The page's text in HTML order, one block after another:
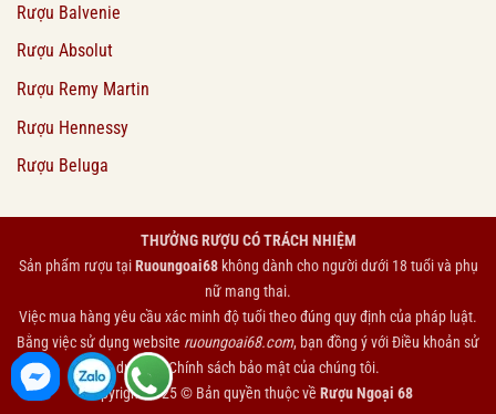
Rượu Balvenie
Rượu Absolut
Rượu Remy Martin
Rượu Hennessy
Rượu Beluga
THƯỞNG RƯỢU CÓ TRÁCH NHIỆM
Sản phẩm rượu tạiRuoungoai68không dành cho người dưới 18 tuổi và phụ
nữ mang thai.
Việc mua hàng yêu cầu xác minh độ tuổi theo đúng quy định của pháp luật.
Bằng việc sử dụng website ruoungoai68.com, bạn đồng ý vớiĐiều khoản sử
dụng
vàChính sách bảo mậtcủa chúng tôi.
Copyright 2025 © Bản quyền thuộc về Rượu Ngoại 68